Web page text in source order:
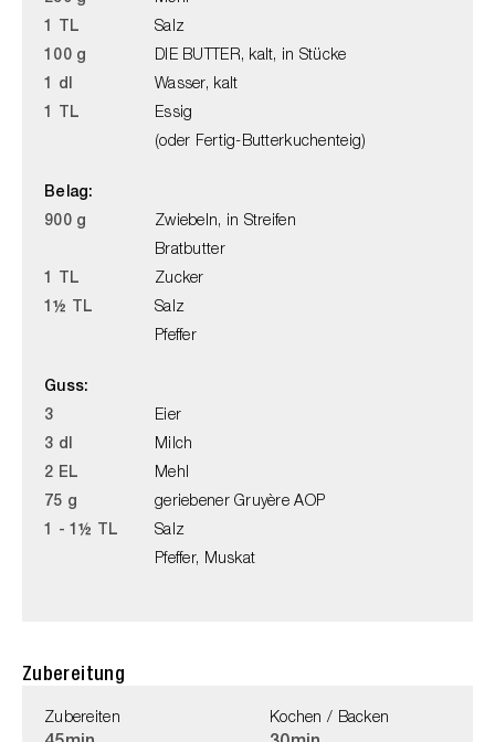
1 TL
Salz
100 g
DIE BUTTER, kalt, in Stücke
1 dl
Wasser, kalt
1 TL
Essig
(oder Fertig-Butterkuchenteig)
Belag:
900 g
Zwiebeln, in Streifen
Bratbutter
1 TL
Zucker
1½ TL
Salz
Pfeffer
Guss:
3
Eier
3 dl
Milch
2 EL
Mehl
75 g
geriebener Gruyère AOP
1 - 1½ TL
Salz
Pfeffer, Muskat
Zubereitung
Zubereiten Kochen / Backen